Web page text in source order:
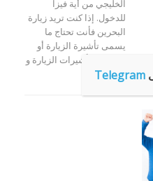
الخليجي من أية فيزا
للدخول. إذا كنت تريد زيارة
البحرين فأنت تحتاج ما
يسمى تأشيرة الزيارة أو
السياحة. تأشيرات الزيارة و
السياحة…
Telegram